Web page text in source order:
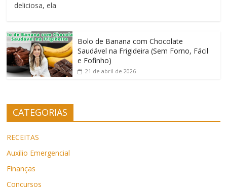
deliciosa, ela
Bolo de Banana com Chocolate
Saudável na Frigideira (Sem Forno, Fácil
e Fofinho)
21 de abril de 2026
CATEGORIAS
RECEITAS
Auxilio Emergencial
Finanças
Concursos